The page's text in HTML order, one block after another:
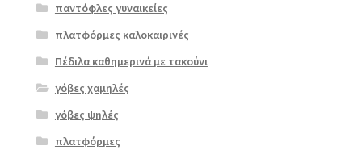
Επιλο
παντόφλες γυναικείες
πλατφόρμες καλοκαιρινές
Πέδιλα καθημερινά με τακούνι
γόβες χαμηλές
γόβες ψηλές
πλατφόρμες